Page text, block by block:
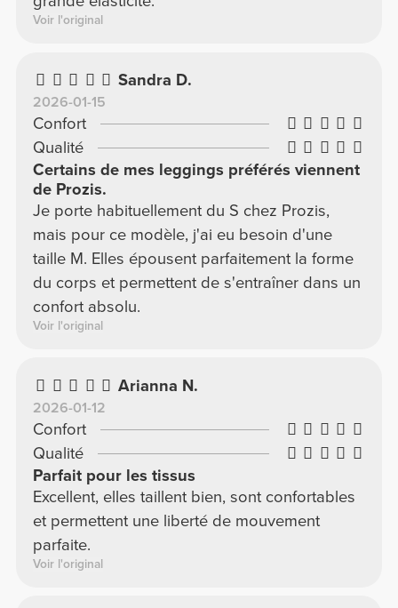
Voir l'original
Sandra D.
2026-01-15
Confort
Qualité
Certains de mes leggings préférés viennent
de Prozis.
Je porte habituellement du S chez Prozis,
mais pour ce modèle, j'ai eu besoin d'une
taille M. Elles épousent parfaitement la forme
du corps et permettent de s'entraîner dans un
confort absolu.
Voir l'original
Arianna N.
2026-01-12
Confort
Qualité
Parfait pour les tissus
Excellent, elles taillent bien, sont confortables
et permettent une liberté de mouvement
parfaite.
Voir l'original